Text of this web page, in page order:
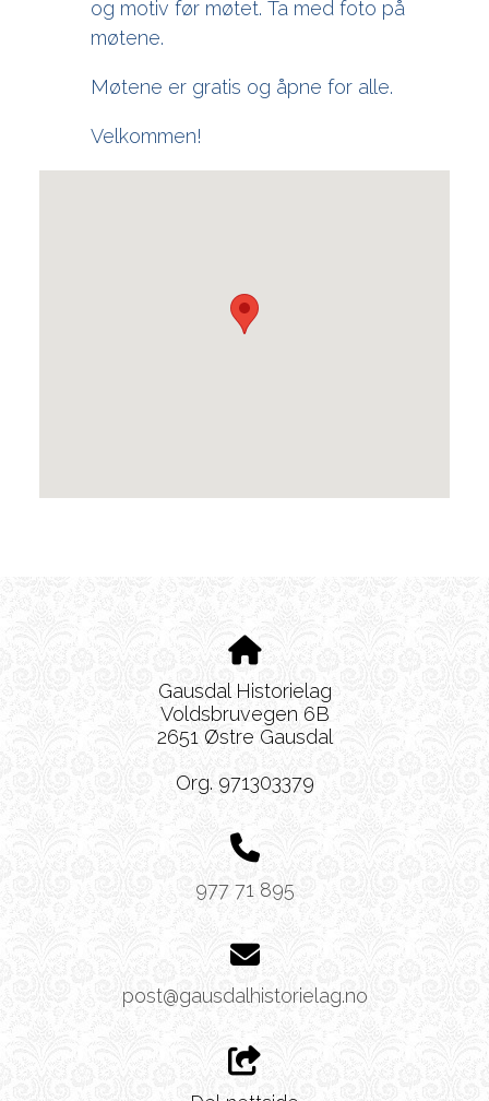
og motiv før møtet. Ta med foto på
møtene.
Møtene er gratis og åpne for alle.
Velkommen!
Gausdal Historielag
Voldsbruvegen 6B
2651 Østre Gausdal
Org. 971303379
977 71 895
post@gausdalhistorielag.no